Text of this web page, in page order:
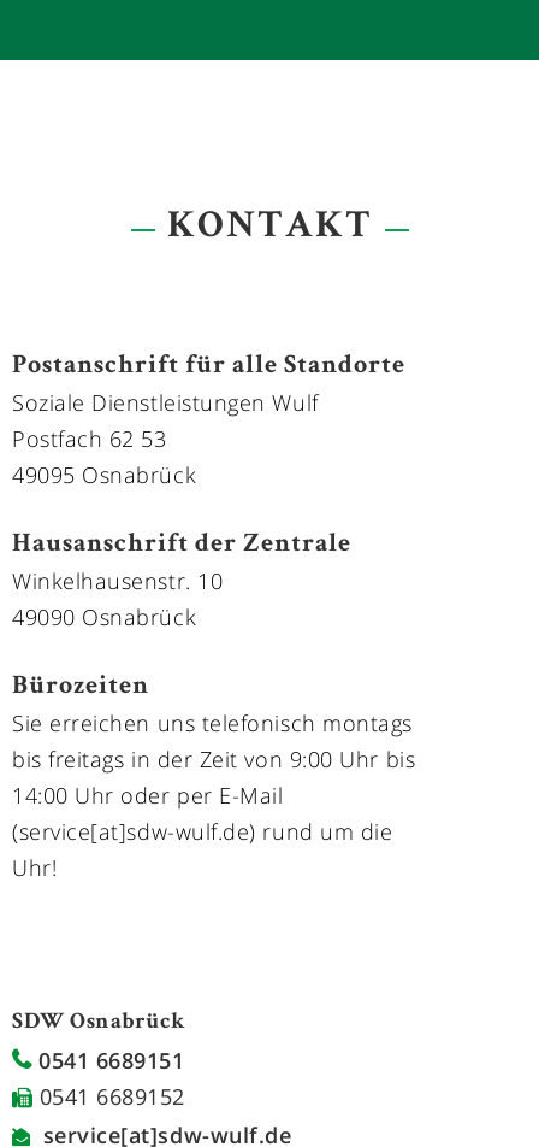
KONTAKT
Postanschrift für alle Standorte
Soziale Dienstleistungen Wulf
Postfach 62 53
49095 Osnabrück
Hausanschrift der Zentrale
Winkelhausenstr. 10
49090 Osnabrück
Bürozeiten
Sie erreichen uns telefonisch montags
bis freitags in der Zeit von 9:00 Uhr bis
14:00 Uhr oder per E-Mail
(service[at]sdw-wulf.de) rund um die
Uhr!
SDW Osnabrück
0541 6689151
0541 6689152
service[at]sdw-wulf.de